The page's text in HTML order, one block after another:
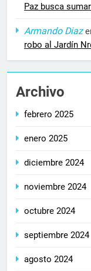
Paz busca
Armando Diaz
robo al Jardín
Archivo
febrero 2025
enero 2025
diciembre 2024
noviembre 2024
octubre 2024
septiembre 2024
agosto 2024